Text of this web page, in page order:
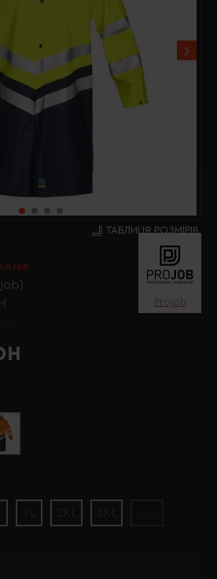
ТАБЛИЦЯ РОЗМІРІВ
Projob